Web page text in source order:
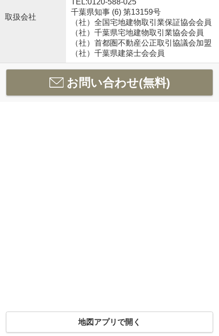
取扱会社
千葉県知事 (6) 第13159号
（社）全国宅地建物取引業保証協会会員
（社）千葉県宅地建物取引業協会会員
（社）首都圏不動産公正取引協議会加盟
（社）千葉県建築士会会員
お問い合わせ(無料)
地図アプリで開く